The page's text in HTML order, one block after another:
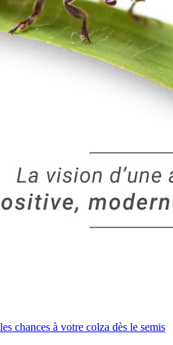
chances à votre colza dès le semis